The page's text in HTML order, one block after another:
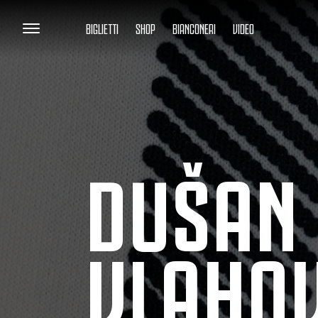
BIGLIETTI SHOP BIANCONERI VIDEO
DUŠAN